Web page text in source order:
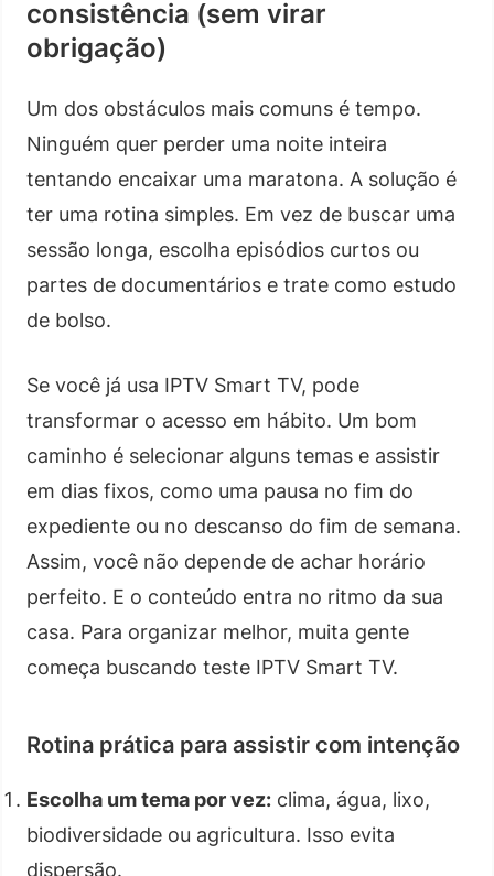
consistência (sem virar
obrigação)
Um dos obstáculos mais comuns é tempo.
Ninguém quer perder uma noite inteira
tentando encaixar uma maratona. A solução é
ter uma rotina simples. Em vez de buscar uma
sessão longa, escolha episódios curtos ou
partes de documentários e trate como estudo
de bolso.
Se você já usa IPTV Smart TV, pode
transformar o acesso em hábito. Um bom
caminho é selecionar alguns temas e assistir
em dias fixos, como uma pausa no fim do
expediente ou no descanso do fim de semana.
Assim, você não depende de achar horário
perfeito. E o conteúdo entra no ritmo da sua
casa. Para organizar melhor, muita gente
começa buscando teste IPTV Smart TV.
Rotina prática para assistir com intenção
Escolha um tema por vez: clima, água, lixo,
biodiversidade ou agricultura. Isso evita
dispersão.